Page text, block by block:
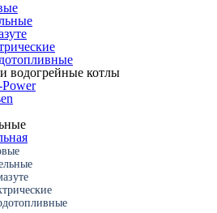
водогрейные котлы